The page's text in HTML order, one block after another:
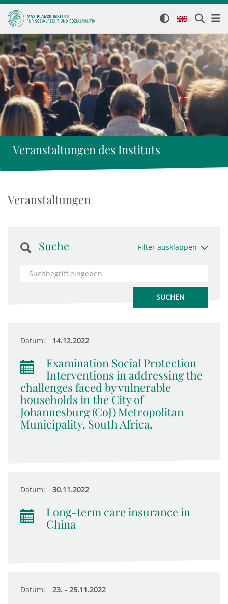
Veranstaltungen des Instituts
Veranstaltungen
Suche Filter ausklappen
Datum: 14.12.2022
Examination Social Protection
Interventions in addressing the
challenges faced by vulnerable
households in the City of
Johannesburg (CoJ) Metropolitan
Municipality, South Africa.
Datum: 30.11.2022
Long-term care insurance in
China
Datum: 23. - 25.11.2022